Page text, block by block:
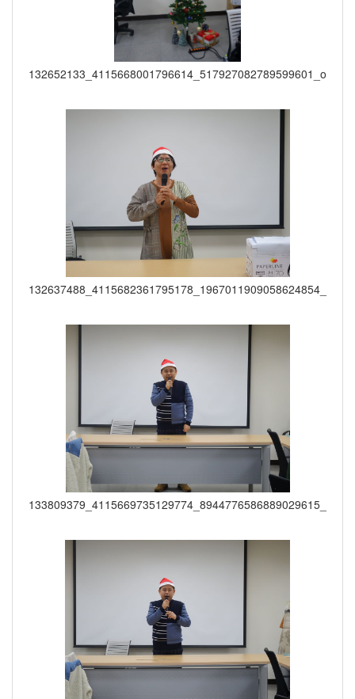
132652133_4115668001796614_517927082789599601_o
132637488_4115682361795178_1967011909058624854_o
133809379_4115669735129774_8944776586889029615_o